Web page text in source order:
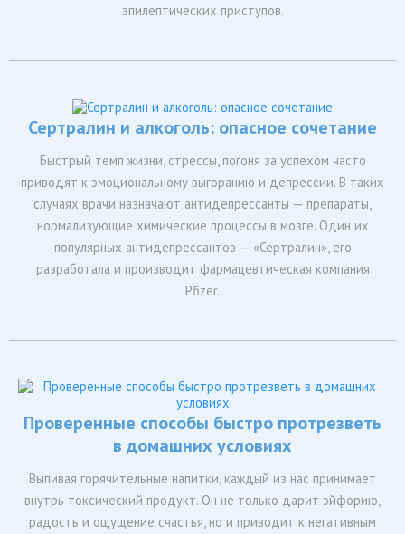
эпилептических приступов.
Сертралин и алкоголь: опасное сочетание
Быстрый темп жизни, стрессы, погоня за успехом часто
приводят к эмоциональному выгоранию и депрессии. В таких
случаях врачи назначают антидепрессанты — препараты,
нормализующие химические процессы в мозге. Один их
популярных антидепрессантов — «Сертралин», его
разработала и производит фармацевтическая компания
Pfizer.
Проверенные способы быстро протрезветь
в домашних условиях
Выпивая горячительные напитки, каждый из нас принимает
внутрь токсический продукт. Он не только дарит эйфорию,
радость и ощущение счастья, но и приводит к негативным